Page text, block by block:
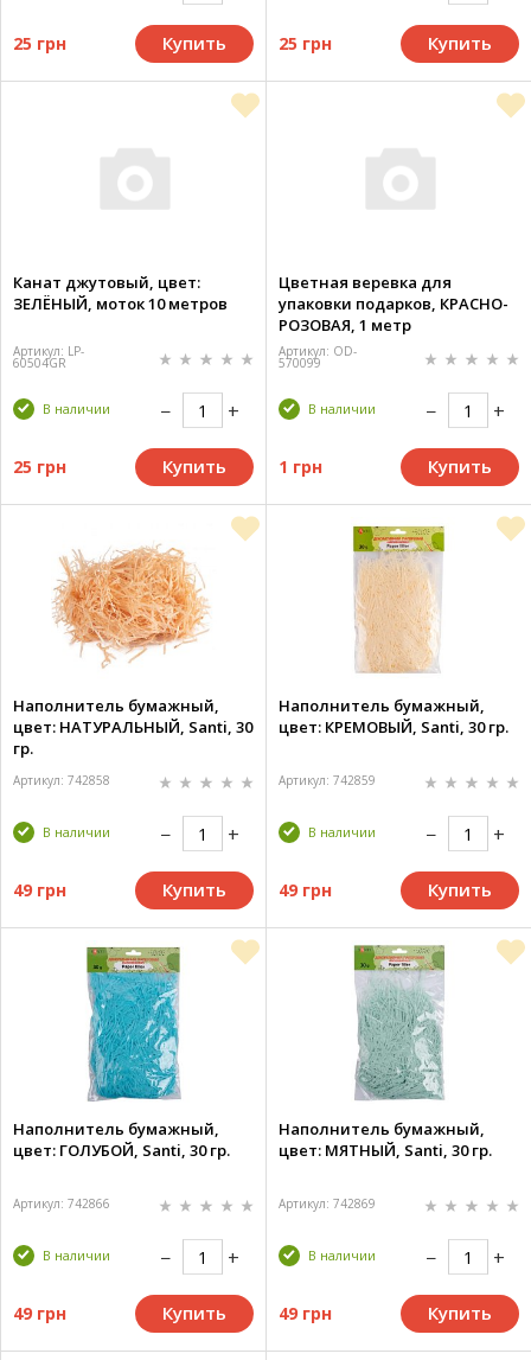
25 грн Купить 25 грн Купить
Канат джутовый, цвет:
ЗЕЛЁНЫЙ, моток 10 метров
Артикул: LP-
60504GR
В наличии
25 грн Купить
Цветная веревка для
упаковки подарков, КРАСНО-
РОЗОВАЯ, 1 метр
Артикул: OD-
570099
В наличии
1 грн Купить
Наполнитель бумажный,
цвет: НАТУРАЛЬНЫЙ, Santi, 30
гр.
Артикул: 742858
В наличии
49 грн Купить
Наполнитель бумажный,
цвет: КРЕМОВЫЙ, Santi, 30 гр.
Артикул: 742859
В наличии
49 грн Купить
Наполнитель бумажный,
цвет: ГОЛУБОЙ, Santi, 30 гр.
Артикул: 742866
В наличии
49 грн Купить
Наполнитель бумажный,
цвет: МЯТНЫЙ, Santi, 30 гр.
Артикул: 742869
В наличии
49 грн Купить